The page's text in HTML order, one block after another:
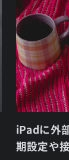
iPadに外
期設定や